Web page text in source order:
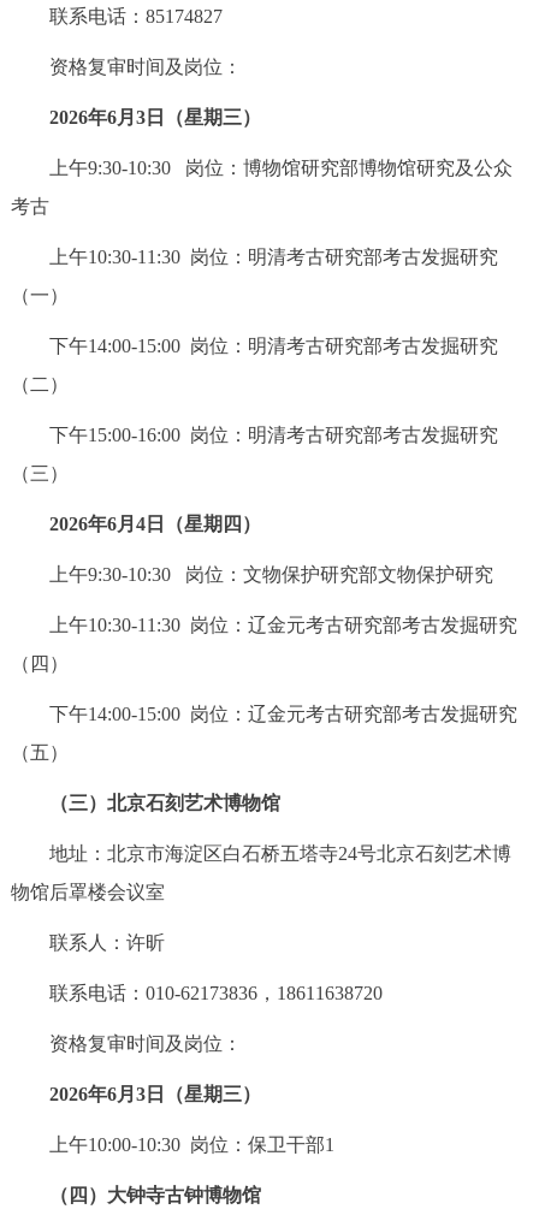
联系电话：85174827
资格复审时间及岗位：
2026年6月3日（星期三）
上午9:30-10:30 岗位：博物馆研究部博物馆研究及公众
考古
上午10:30-11:30 岗位：明清考古研究部考古发掘研究
（一）
下午14:00-15:00 岗位：明清考古研究部考古发掘研究
（二）
下午15:00-16:00 岗位：明清考古研究部考古发掘研究
（三）
2026年6月4日（星期四）
上午9:30-10:30 岗位：文物保护研究部文物保护研究
上午10:30-11:30 岗位：辽金元考古研究部考古发掘研究
（四）
下午14:00-15:00 岗位：辽金元考古研究部考古发掘研究
（五）
（三）北京石刻艺术博物馆
地址：北京市海淀区白石桥五塔寺24号北京石刻艺术博
物馆后罩楼会议室
联系人：许昕
联系电话：010-62173836，18611638720
资格复审时间及岗位：
2026年6月3日（星期三）
上午10:00-10:30 岗位：保卫干部1
（四）大钟寺古钟博物馆